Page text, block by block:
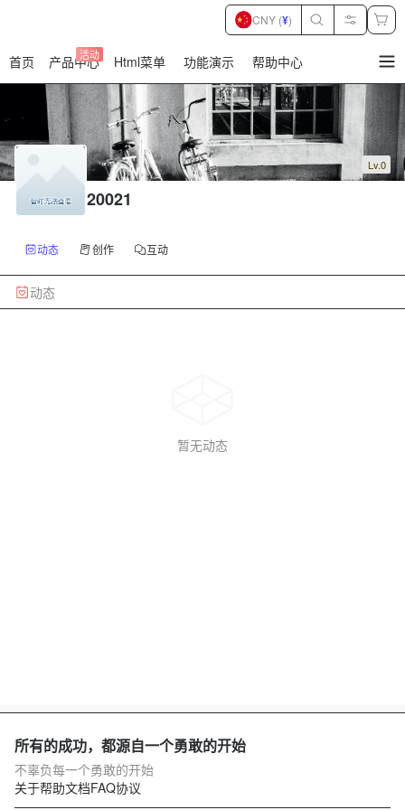
首页 产品中心
活动 Html菜单 功能演示 帮助中心
CNY (¥)
Lv.0
20021
动态 创作 互动
动态
暂无动态
所有的成功，都源自一个勇敢的开始
不辜负每一个勇敢的开始
关于帮助文档FAQ协议